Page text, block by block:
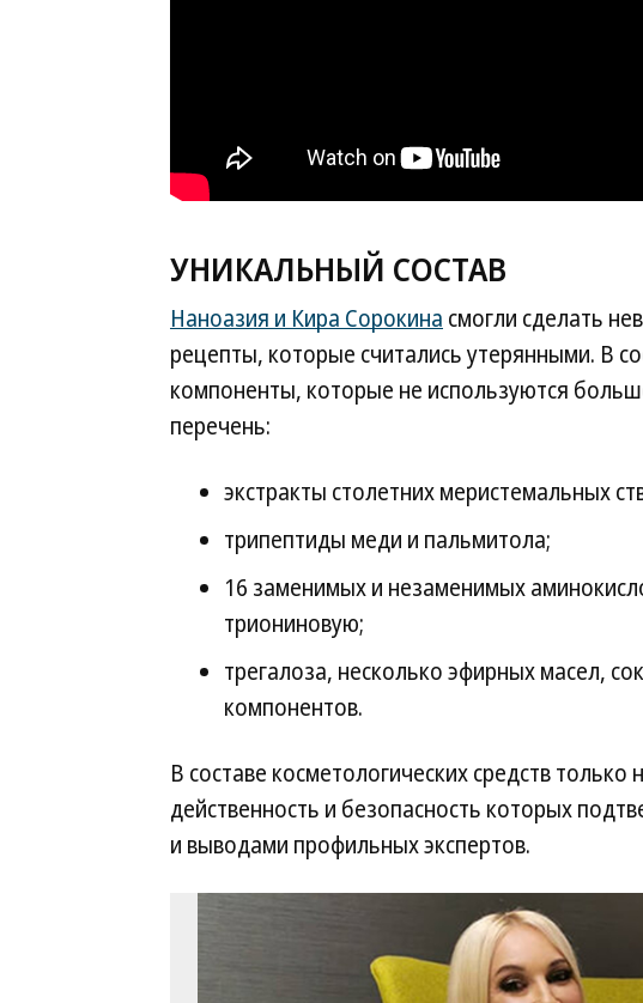
УНИКАЛЬНЫЙ СОСТАВ
Наноазия и Кира Сорокина смогли сделать
рецепты, которые считались утерянными. В
компоненты, которые не используются
перечень:
экстракты столетних меристемальных
трипептиды меди и пальмитола;
16 заменимых и незаменимых
триониновую;
трегалоза, несколько эфирных масел,
компонентов.
В составе косметологических средств
действенность и безопасность которых
и выводами профильных экспертов.